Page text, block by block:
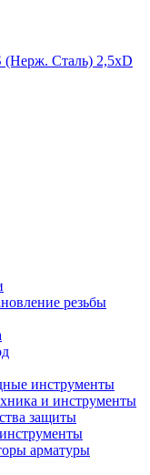
(Нерж. Сталь) 2,5xD
резьбы
инструменты
и инструменты
защиты
арматуры